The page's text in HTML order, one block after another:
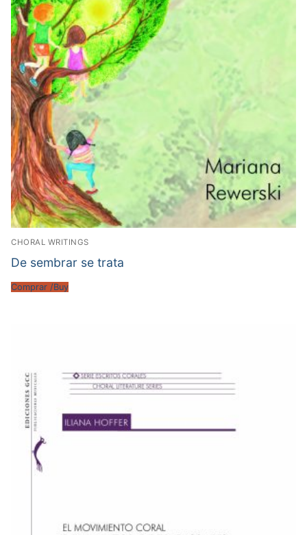
CHORAL WRITINGS
De sembrar se trata
Comprar /Buy